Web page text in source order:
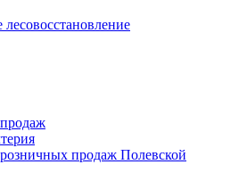
продаж Полевской